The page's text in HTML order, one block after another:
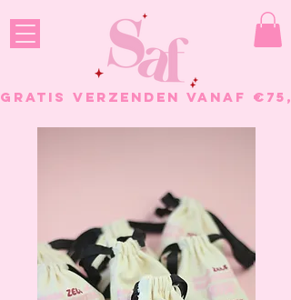
GRATIS VERZENDEN VANAF